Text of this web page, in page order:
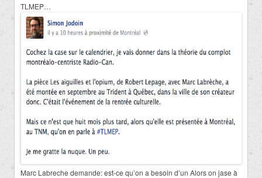
TLMEP…
Marc Labreche demande: est-ce qu’on a besoin d’un Alors on jase à